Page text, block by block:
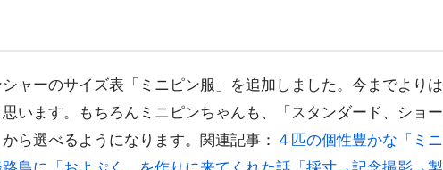
ャーのサイズ表「ミニピン服」を追加しました。今までよりは
います。もちろんミニピンちゃんも、「スタンダード、ショー
から選べるようになります。関連記事： ４匹の個性豊かな「ミニ